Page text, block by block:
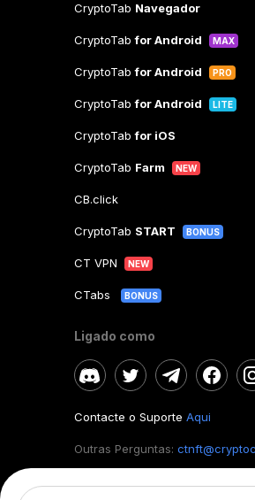
CryptoTab Navegador
CryptoTabfor Android MAX
CryptoTabfor Android PRO
CryptoTabfor Android LITE
CryptoTabfor iOS
CryptoTab Farm NEW
CB.click
CryptoTab START BONUS
CT VPN NEW
CTabs BONUS
Ligado como
Contacte o Suporte Aqui
Outras Perguntas: